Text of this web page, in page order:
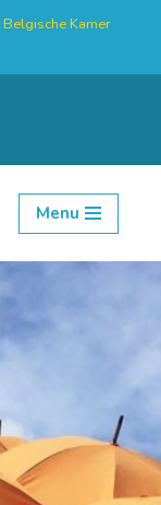
Belgische Kamer
Menu